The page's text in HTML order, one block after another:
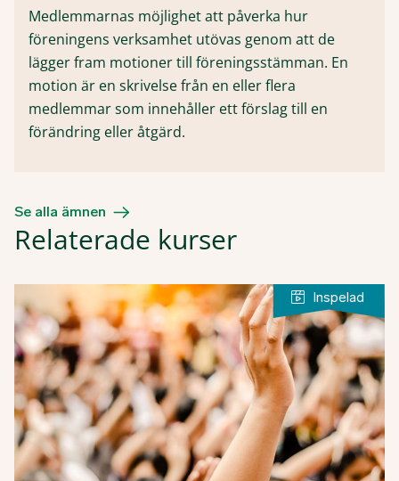
Medlemmarnas möjlighet att påverka hur
föreningens verksamhet utövas genom att de
lägger fram motioner till föreningsstämman. En
motion är en skrivelse från en eller flera
medlemmar som innehåller ett förslag till en
förändring eller åtgärd.
Se alla ämnen
Relaterade kurser